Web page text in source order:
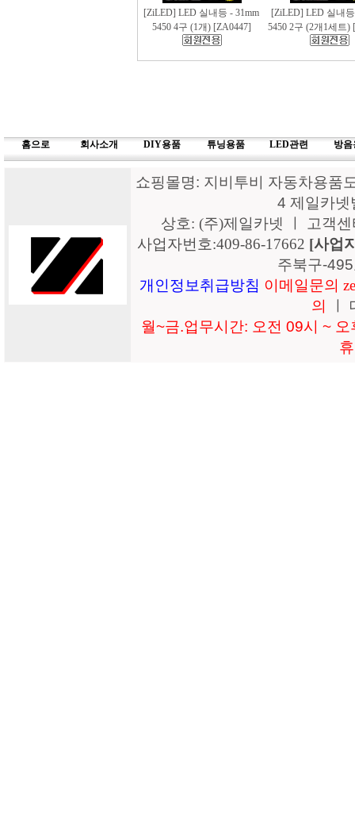
[ZiLED] LED 실내등 - 31mm
5450 4구 (1개) [ZA0447]
[ZiLED] LED 실내
5450 2구 (2개1세트)
홈으로 회사소개 DIY용품 튜닝용품 LED관련 방음
쇼핑몰명: 지비투비 자동차용품
4 제일카
상호: (주)제일카넷 ㅣ 고객
사업자번호:409-86-17662 [사업
주북구-
개인정보취급방침 이메일문의
의
월~금.업무시간: 오전 09시 ~